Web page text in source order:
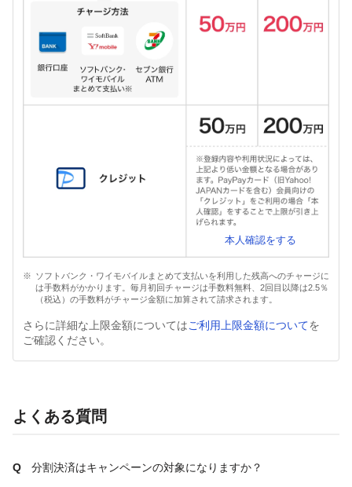
本人確認をする
ソフトバンク・ワイモバイルまとめて支払いを利用した残高へのチャージに
は手数料がかかります。毎月初回チャージは手数料無料、2回目以降は2.5％
（税込）の手数料がチャージ金額に加算されて請求されます。
さらに詳細な上限金額についてはご利用上限金額についてを
ご確認ください。
よくある質問
分割決済はキャンペーンの対象になりますか？